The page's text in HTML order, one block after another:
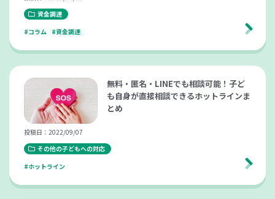
資金調達
#コラム
#資金調達
無料・匿名・LINEでも相談可能！子ど
も自身が直接相談できるホットラインま
とめ
投稿日：2022/09/07
その他の子どもへの対応
#ホットライン